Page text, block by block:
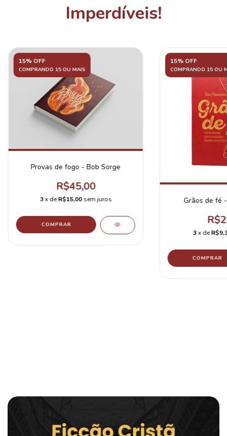
Imperdíveis!
15% OFF
COMPRANDO 15 OU MAIS
Provas de fogo - Bob Sorge
R$45,00
3x deR$15,00 sem juros
15% OFF
COMPRANDO 15 OU
Grãos de fé
3x de